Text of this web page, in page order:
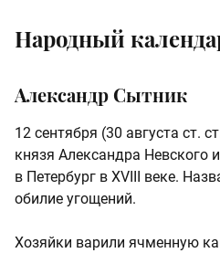
Народный
Александр Сытник
12 сентября (30 августа ст.
князя Александра Невского
в Петербург в XVIII веке.
обилие угощений.
Хозяйки варили ячменную